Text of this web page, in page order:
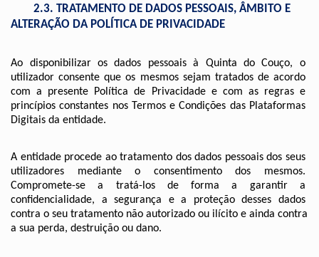
2.3. TRATAMENTO DE DADOS PESSOAIS, ÂMBITO E
ALTERAÇÃO DA POLÍTICA DE PRIVACIDADE
Ao disponibilizar os dados pessoais à Quinta do Couço, o
utilizador consente que os mesmos sejam tratados de acordo
com a presente Política de Privacidade e com as regras e
princípios constantes nos Termos e Condições das Plataformas
Digitais da entidade.
A entidade procede ao tratamento dos dados pessoais dos seus
utilizadores mediante o consentimento dos mesmos.
Compromete-se a tratá-los de forma a garantir a
confidencialidade, a segurança e a proteção desses dados
contra o seu tratamento não autorizado ou ilícito e ainda contra
a sua perda, destruição ou dano.